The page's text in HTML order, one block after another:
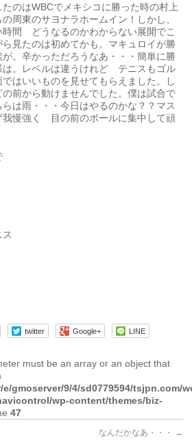
のはWBCでメキシコに勝った時の村上
周東のサヨナラホームイン！しかし、
時間 どうなるのかわからない展開でこ
見たのは初めてかも。マキュロイが勝
。辛かっただろうなあ・・・簡単に勝
は。レベルは違うけれど テニスもゴル
はいいものを見せてもらえました。し
前から動けませんでした。僕は試合で
は雨・・・今日はやるのかな？？マス
慢強く 目の前のボールに集中して頑
twitter Google+ LINE
must be an array or an object that
gmoserver/9/4/sd0779594/tsjpn.com/
wp-content/themes/biz-
47
なんだかなあ・・・ →